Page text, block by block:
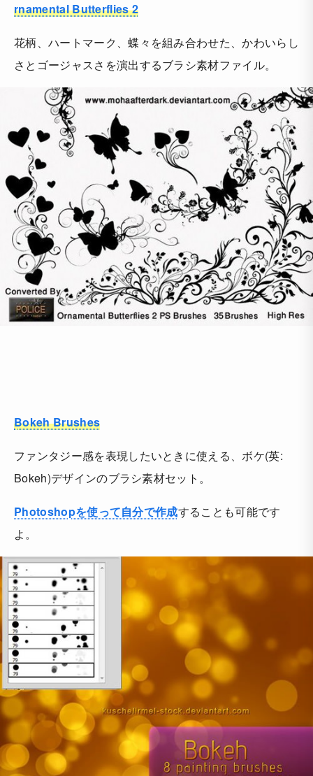
rnamental Butterflies 2
花柄、ハートマーク、蝶々を組み合わせた、かわいらし
さとゴージャスさを演出するブラシ素材ファイル。
Bokeh Brushes
ファンタジー感を表現したいときに使える、ボケ(英:
Bokeh)デザインのブラシ素材セット。
Photoshopを使って自分で作成することも可能です
よ。